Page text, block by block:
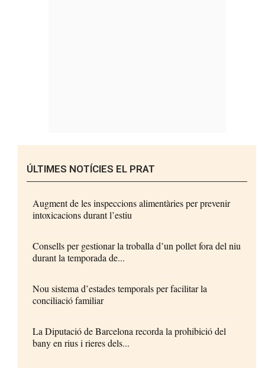
ÚLTIMES NOTÍCIES EL PRAT
Augment de les inspeccions alimentàries per prevenir
intoxicacions durant l’estiu
Consells per gestionar la troballa d’un pollet fora del niu
durant la temporada de...
Nou sistema d’estades temporals per facilitar la
conciliació familiar
La Diputació de Barcelona recorda la prohibició del
bany en rius i rieres dels...